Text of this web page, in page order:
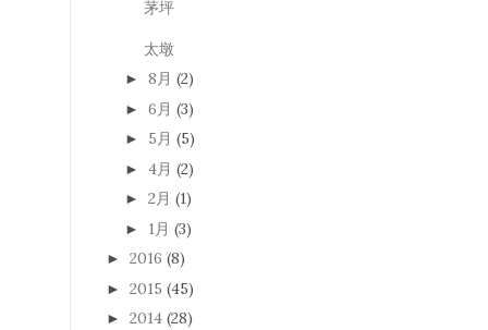
茅坪
太墩
► 8月 (2)
► 6月 (3)
► 5月 (5)
► 4月 (2)
► 2月 (1)
► 1月 (3)
► 2016 (8)
► 2015 (45)
► 2014 (28)